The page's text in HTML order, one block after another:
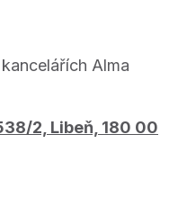
Alma
2, Libeň, 180 00